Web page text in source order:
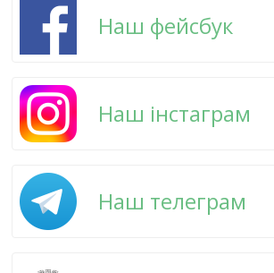
Наш фейсбук
Наш інстаграм
Наш телеграм